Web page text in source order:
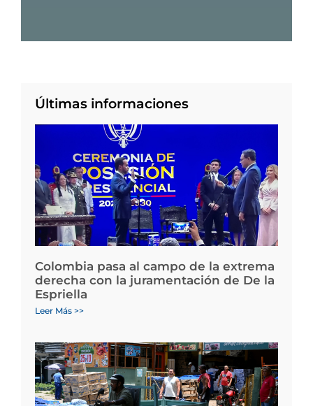
Últimas informaciones
Colombia pasa al campo de la extrema
derecha con la juramentación de De la
Espriella
Leer Más >>